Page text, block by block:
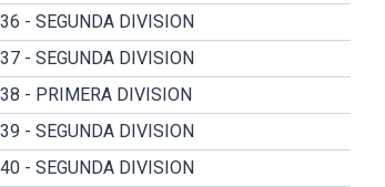
- SEGUNDA DIVISION
- SEGUNDA DIVISION
- PRIMERA DIVISION
- SEGUNDA DIVISION
- SEGUNDA DIVISION